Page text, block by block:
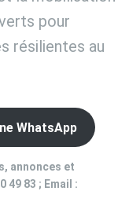
pour
résilientes au
WhatsApp
annonces et
49 83 ; Email :